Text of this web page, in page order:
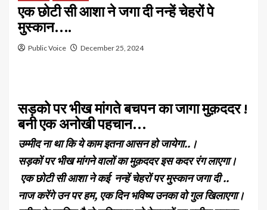
एक छोटी सी आशा ने जगा दी नन्हें चेहरों पे
मुस्कान….
Public Voice December 25, 2024
सड़को पर भीख मांगते बचपन का जागा मुक़ददर !
बनी एक अनोखी पहचान…
उम्मीद ना था कि ये काम इतना आसन हो जायेगा..।
सड़कों पर भीख मांगने वालों का मुक़ददर इस कदर रंग लाएगा।
एक छोटी सी आशा ने कई नन्हें चेहरों पर मुस्कान जगा दी ..
नाज करेंगे उन पर हम, एक दिन भविष्य उनका वो गुल खिलाएगा।